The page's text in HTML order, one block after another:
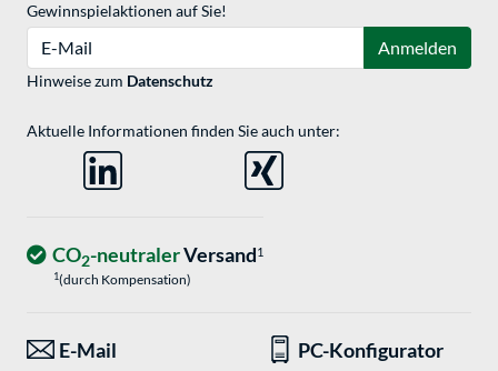
Gewinnspielaktionen auf Sie!
Anmelden
Hinweise zum Datenschutz
Aktuelle Informationen finden Sie auch unter:
CO2-neutralerVersand1
1(durch Kompensation)
E-Mail PC-Konfigurator